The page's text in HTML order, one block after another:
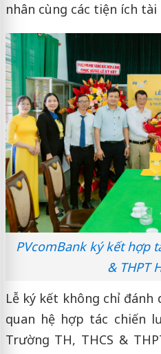
nhân cùng các tiện ích
PVcomBank ký kết hợp
& THPT
Lễ ký kết không chỉ đánh
quan hệ hợp tác chiến
Trường TH, THCS &